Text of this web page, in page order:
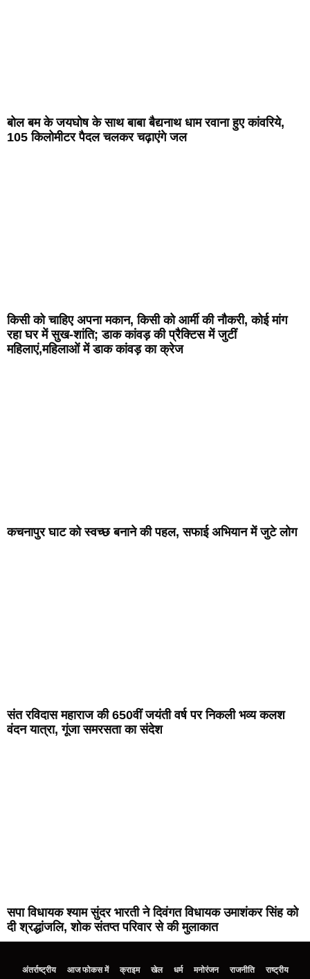
बोल बम के जयघोष के साथ बाबा बैद्यनाथ धाम रवाना हुए कांवरिये,
105 किलोमीटर पैदल चलकर चढ़ाएंगे जल
किसी को चाहिए अपना मकान, किसी को आर्मी की नौकरी, कोई मांग
रहा घर में सुख-शांति; डाक कांवड़ की प्रैक्टिस में जुटीं
महिलाएं,महिलाओं में डाक कांवड़ का क्रेज
कचनापुर घाट को स्वच्छ बनाने की पहल, सफाई अभियान में जुटे लोग
संत रविदास महाराज की 650वीं जयंती वर्ष पर निकली भव्य कलश
वंदन यात्रा, गूंजा समरसता का संदेश
सपा विधायक श्याम सुंदर भारती ने दिवंगत विधायक उमाशंकर सिंह को
दी श्रद्धांजलि, शोक संतप्त परिवार से की मुलाकात
अंतर्राष्ट्रीय आज फोकस में क्राइम खेल धर्म मनोरंजन राजनीति राष्ट्रीय